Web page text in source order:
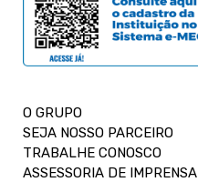
O GRUPO
SEJA NOSSO PARCEIRO
TRABALHE CONOSCO
ASSESSORIA DE IMPRENSA